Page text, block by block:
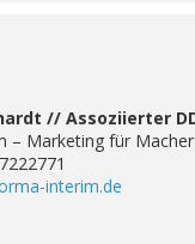
// Assoziierter
– Marketing für Macher
interim.de